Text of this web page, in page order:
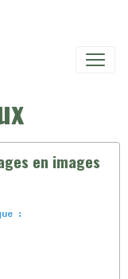
en images
: